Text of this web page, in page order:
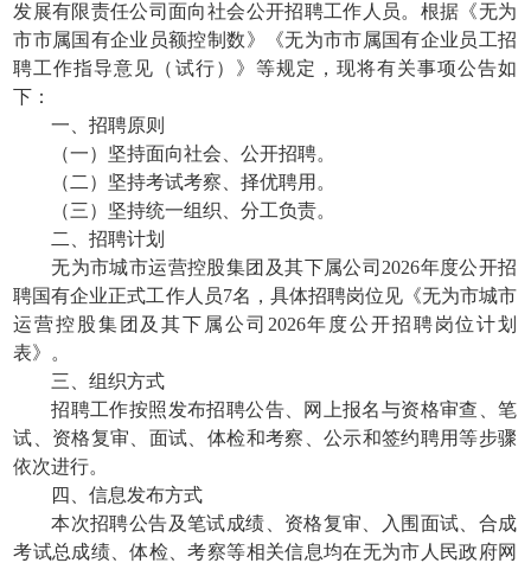
发展有限责任公司面向社会公开招聘工作人员。根据《无为
市市属国有企业员额控制数》《无为市市属国有企业员工招
聘工作指导意见（试行）》等规定，现将有关事项公告如
下：
一、招聘原则
（一）坚持面向社会、公开招聘。
（二）坚持考试考察、择优聘用。
（三）坚持统一组织、分工负责。
二、招聘计划
无为市城市运营控股集团及其下属公司2026年度公开招
聘国有企业正式工作人员7名，具体招聘岗位见《无为市城市
运营控股集团及其下属公司2026年度公开招聘岗位计划
表》。
三、组织方式
招聘工作按照发布招聘公告、网上报名与资格审查、笔
试、资格复审、面试、体检和考察、公示和签约聘用等步骤
依次进行。
四、信息发布方式
本次招聘公告及笔试成绩、资格复审、入围面试、合成
考试总成绩、体检、考察等相关信息均在无为市人民政府网